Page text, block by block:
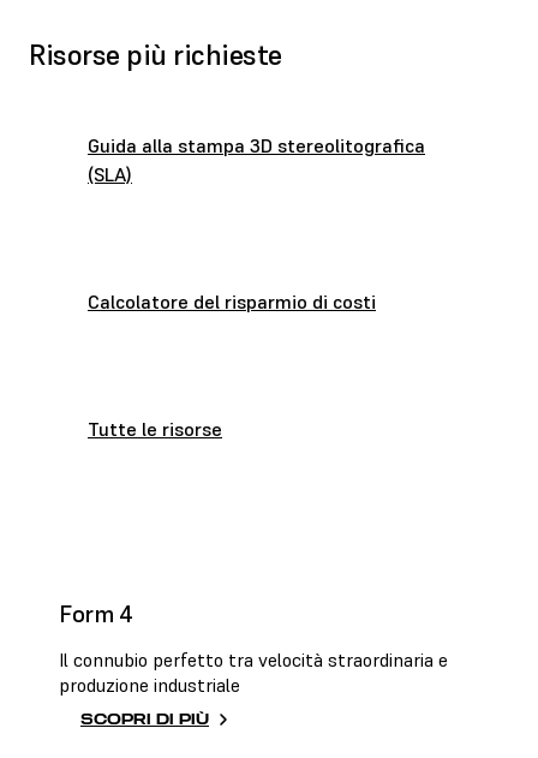
Risorse più richieste
Guida alla stampa 3D stereolitografica
(SLA)
Calcolatore del risparmio di costi
Tutte le risorse
Form 4
Il connubio perfetto tra velocità straordinaria e
produzione industriale
SCOPRI DI PIÙ